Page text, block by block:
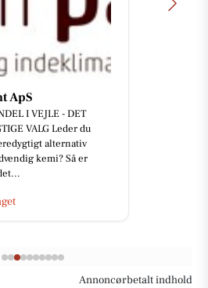
ApS
I VEJLE - DET
VALG Leder du
alternativ
kemi? Så er
Annoncørbetalt indhold